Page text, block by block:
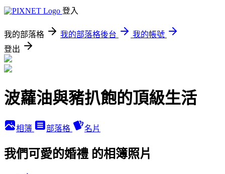
登入
我的部落格 我的部落格後台
我的帳號
登出
波蘿油與豬扒飽的頂級生活
相簿 部落格 名片
我們可愛的婚禮 的相簿照片